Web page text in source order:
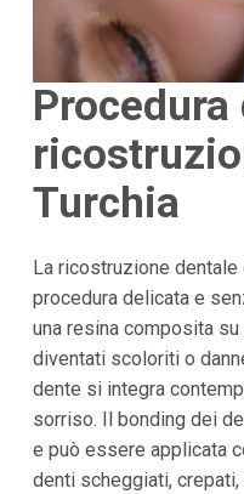
Procedura
Turchia
La ricostruzione dentale
procedura delicata e
una resina composita
diventati scoloriti o
dente si integra
sorriso. Il bonding dei
e può essere applicata
denti scheggiati,